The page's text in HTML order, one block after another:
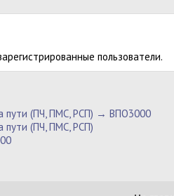
пользователи.
пути (ПЧ, ПМС, РСП) → ВПО3000
пути (ПЧ, ПМС, РСП)